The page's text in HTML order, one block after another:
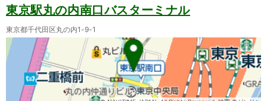
東京駅丸の内南口バスターミナル
東京都千代田区丸の内1-9-1